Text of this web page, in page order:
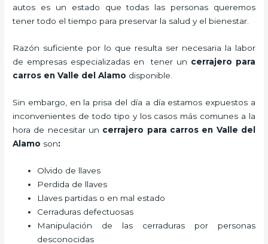
autos es un estado que todas las personas queremos
tener todo el tiempo para preservar la salud y el bienestar.
Razón suficiente por lo que resulta ser necesaria la labor
de empresas especializadas en tener un cerrajero para
carros en Valle del Alamo disponible.
Sin embargo, en la prisa del día a día estamos expuestos a
inconvenientes de todo tipo y los casos más comunes a la
hora de necesitar un cerrajero para carros en Valle del
Alamo son:
Olvido de llaves
Perdida de llaves
Llaves partidas o en mal estado
Cerraduras defectuosas
Manipulación de las cerraduras por personas
desconocidas